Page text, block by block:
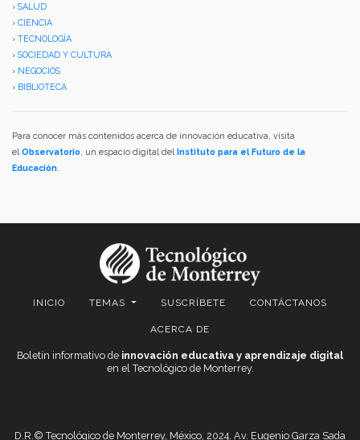
› SALUD
› CIENCIA
› TECNOLOGÍA
› SOCIEDAD Y CULTURA
› NEGOCIOS
› BIBLIOTECA
Para conocer más contenidos acerca de innovación educativa, visita
elObservatorio, un espacio digital delInstituto para el Futuro de la
Educación.
INICIO TEMAS SUSCRÍBETE CONTÁCTANOS
ACERCA DE
Boletín informativo de innovación educativa y aprendizaje digital
en el Tecnológico de Monterrey.
D.R.© Tecnológico de Monterrey, México, 2024. Av. Eugenio Garza Sada